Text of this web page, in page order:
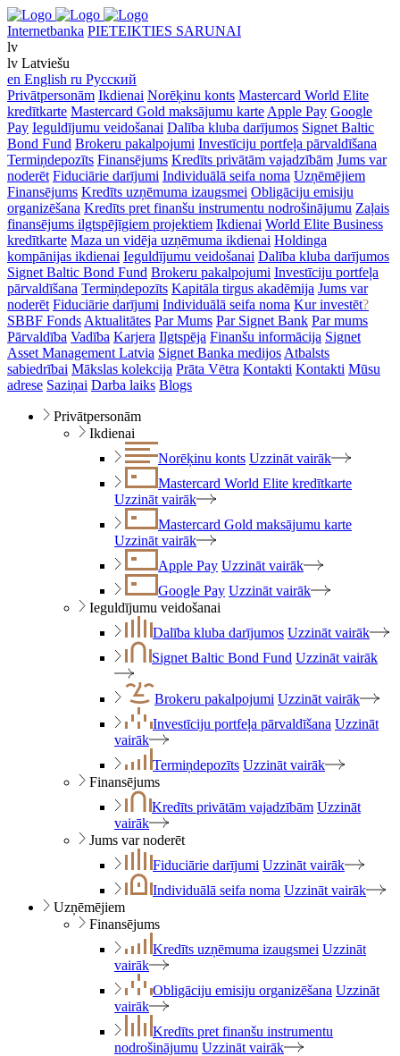
Internetbanka PIETEIKTIES SARUNAI
lv
lv Latviešu
en English ru Русский
Privātpersonām Ikdienai Norēķinu konts Mastercard World Elite
kredītkarte Mastercard Gold maksājumu karte Apple Pay Google
Pay Ieguldījumu veidošanai Dalība kluba darījumos Signet Baltic
Bond Fund Brokeru pakalpojumi Investīciju portfeļa pārvaldīšana
Termiņdepozīts Finansējums Kredīts privātām vajadzībām Jums var
noderēt Fiduciārie darījumi Individuālā seifa noma Uzņēmējiem
Finansējums Kredīts uzņēmuma izaugsmei Obligāciju emisiju
organizēšana Kredīts pret finanšu instrumentu nodrošinājumu Zaļais
finansējums ilgtspējīgiem projektiem Ikdienai World Elite Business
kredītkarte Maza un vidēja uzņēmuma ikdienai Holdinga
kompānijas ikdienai Ieguldījumu veidošanai Dalība kluba darījumos
Signet Baltic Bond Fund Brokeru pakalpojumi Investīciju portfeļa
pārvaldīšana Termiņdepozīts Kapitāla tirgus akadēmija Jums var
noderēt Fiduciārie darījumi Individuālā seifa noma Kur investēt?
SBBF Fonds Aktualitātes Par Mums Par Signet Bank Par mums
Pārvaldība Vadība Karjera Ilgtspēja Finanšu informācija Signet
Asset Management Latvia Signet Banka medijos Atbalsts
sabiedrībai Mākslas kolekcija Prāta Vētra Kontakti Kontakti Mūsu
adrese Saziņai Darba laiks Blogs
Privātpersonām
Ikdienai
Norēķinu konts Uzzināt vairāk
Mastercard World Elite kredītkarte
Uzzināt vairāk
Mastercard Gold maksājumu karte
Uzzināt vairāk
Apple Pay Uzzināt vairāk
Google Pay Uzzināt vairāk
Ieguldījumu veidošanai
Dalība kluba darījumos Uzzināt vairāk
Signet Baltic Bond Fund Uzzināt vairāk
Brokeru pakalpojumi Uzzināt vairāk
Investīciju portfeļa pārvaldīšana Uzzināt
vairāk
Termiņdepozīts Uzzināt vairāk
Finansējums
Kredīts privātām vajadzībām Uzzināt
vairāk
Jums var noderēt
Fiduciārie darījumi Uzzināt vairāk
Individuālā seifa noma Uzzināt vairāk
Uzņēmējiem
Finansējums
Kredīts uzņēmuma izaugsmei Uzzināt
vairāk
Obligāciju emisiju organizēšana Uzzināt
vairāk
Kredīts pret finanšu instrumentu
nodrošinājumu Uzzināt vairāk